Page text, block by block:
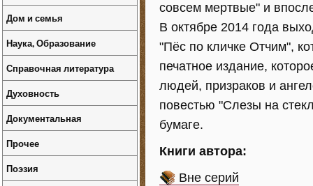
совсем мертвые" и
В октябре 2014 года
"Пёс по кличке Отчим",
печатное издание,
людей, призраков и
повестью "Слезы на
бумаге.
Книги автора:
Вне серий
Дом и семья
Наука, Образование
Справочная литература
Духовность
Документальная
Прочее
Поэзия